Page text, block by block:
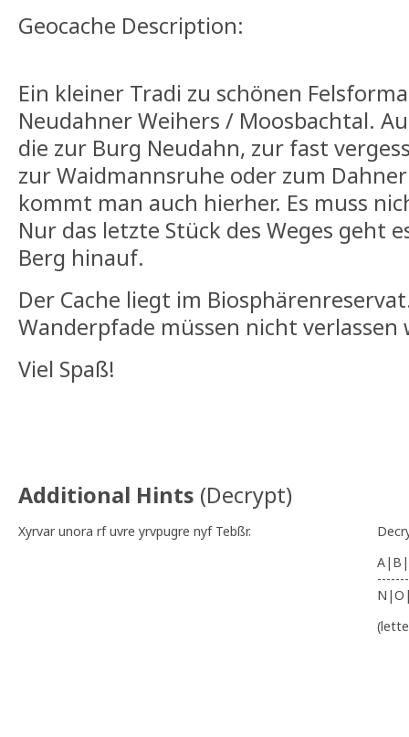
Geocache Description:
Ein kleiner Tradi zu schönen
Neudahner Weihers / Moosbachtal.
die zur Burg Neudahn, zur fast
zur Waidmannsruhe oder zum
kommt man auch hierher. Es muss
Nur das letzte Stück des Weges geht
Berg hinauf.
Der Cache liegt im
Wanderpfade müssen nicht verlassen
Viel Spaß!
Additional Hints (Decrypt)
Xyrvar unora rf uvre yrvpugre nyf Tebßr.